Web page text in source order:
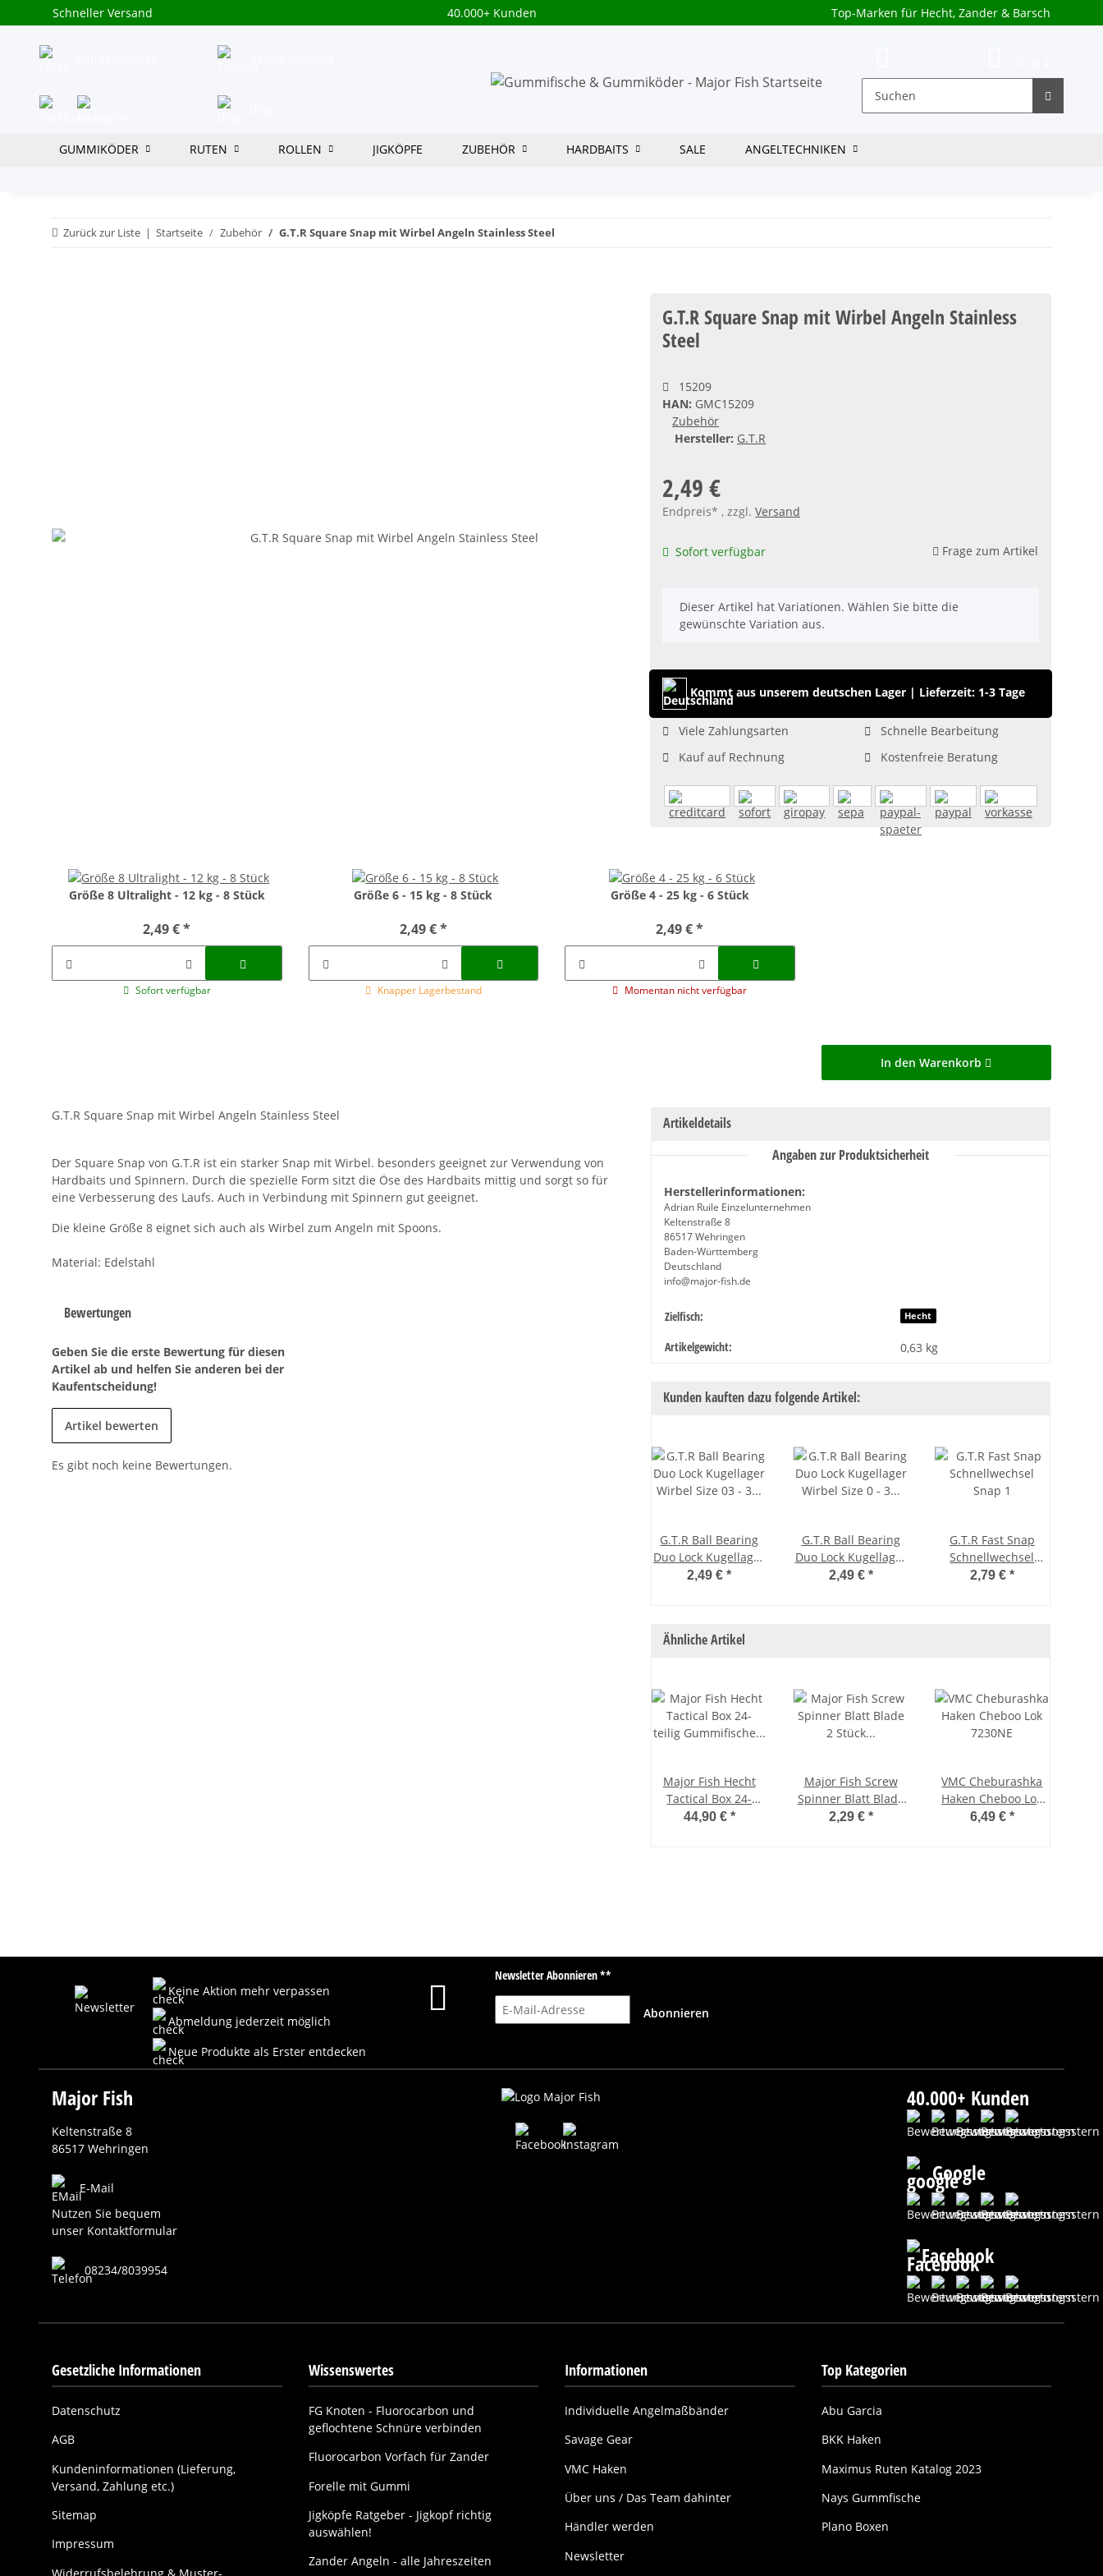
Schneller Versand 40.000+ Kunden Top-Marken für Hecht, Zander & Barsch
GUMMIKÖDER RUTEN ROLLEN JIGKÖPFE ZUBEHÖR HARDBAITS SALE ANGELTECHNIKEN
Zurück zur Liste Startseite Zubehör G.T.R Square Snap mit Wirbel Angeln Stainless Steel
G.T.R Square Snap mit Wirbel Angeln Stainless
Steel
15209
HAN: GMC15209
Zubehör
Hersteller: G.T.R
2,49 €
Endpreis* , zzgl.Versand
Sofort verfügbar Frage zum Artikel
x
Dieser Artikel hat Variationen. Wählen Sie bitte die
gewünschte Variation aus.
Kommt aus unserem deutschen Lager | Lieferzeit: 1-3 Tage
Viele Zahlungsarten
Schnelle Bearbeitung
Kauf auf Rechnung
Kostenfreie Beratung
Größe 8 Ultralight - 12 kg - 8 Stück
2,49 €*
Sofort verfügbar
Größe 6 - 15 kg - 8 Stück
2,49 €*
Knapper Lagerbestand
Größe 4 - 25 kg - 6 Stück
2,49 €*
Momentan nicht verfügbar
In den Warenkorb
G.T.R Square Snap mit Wirbel Angeln Stainless Steel
Der Square Snap von G.T.R ist ein starker Snap mit Wirbel. besonders geeignet zur Verwendung von
Hardbaits und Spinnern. Durch die spezielle Form sitzt die Öse des Hardbaits mittig und sorgt so für
eine Verbesserung des Laufs. Auch in Verbindung mit Spinnern gut geeignet.
Die kleine Größe 8 eignet sich auch als Wirbel zum Angeln mit Spoons.
Material: Edelstahl
Bewertungen
Geben Sie die erste Bewertung für diesen
Artikel ab und helfen Sie anderen bei der
Kaufentscheidung!
Artikel bewerten
Es gibt noch keine Bewertungen.
Artikeldetails
Angaben zur Produktsicherheit
Herstellerinformationen:
Adrian Ruile Einzelunternehmen
Keltenstraße 8
86517 Wehringen
Baden-Württemberg
Deutschland
info@major-fish.de
Produkteigenschaft
Wert
Zielfisch: Hecht
Artikelgewicht: 0,63 kg
Kunden kauften dazu folgende Artikel:
G.T.R Ball Bearing
Duo Lock Kugellager
Wirbel Size 03 - 3
2,49 €*
G.T.R Ball Bearing
Duo Lock Kugellager
Wirbel Size 0 - 3
2,49 € *
G.T.R Fast Snap
Schnellwechsel
Snap 1
2,79 € *
Ähnliche Artikel
Major Fish Hecht
Tactical Box 24-
teilig Gummifische
44,90 € *
Major Fish Screw
Spinner Blatt Blade
2 Stück Ködertuning
2,29 € *
VMC Cheburashka
Haken Cheboo Lok
7230NE
6,49 € *
Keine Aktion mehr verpassen
Abmeldung jederzeit möglich
Neue Produkte als Erster entdecken
Newsletter Abonnieren **
E-Mail-Adresse
Abonnieren
Major Fish
Keltenstraße 8
86517 Wehringen
E-Mail
Nutzen Sie bequem
unser Kontaktformular
08234/8039954
40.000+ Kunden
Google
Facebook
Gesetzliche Informationen
Datenschutz
AGB
Kundeninformationen (Lieferung,
Versand, Zahlung etc.)
Sitemap
Impressum
Wissenswertes
FG Knoten - Fluorocarbon und
geflochtene Schnüre verbinden
Fluorocarbon Vorfach für Zander
Forelle mit Gummi
Jigköpfe Ratgeber - Jigkopf richtig
auswählen!
Zander Angeln - alle Jahreszeiten
Informationen
Individuelle Angelmaßbänder
Savage Gear
VMC Haken
Über uns / Das Team dahinter
Händler werden
Newsletter
Top Kategorien
Abu Garcia
BKK Haken
Maximus Ruten Katalog 2023
Nays Gummfische
Plano Boxen